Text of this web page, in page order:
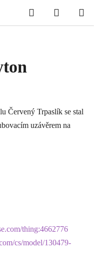
Hledat
KOŠÍK
Červený Trpaslík se stal
uzávěrem na
thing:4662776
cs/model/130479-